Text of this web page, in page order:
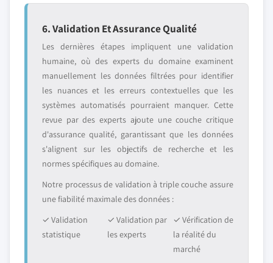
6. Validation Et Assurance Qualité
Les dernières étapes impliquent une validation
humaine, où des experts du domaine examinent
manuellement les données filtrées pour identifier
les nuances et les erreurs contextuelles que les
systèmes automatisés pourraient manquer. Cette
revue par des experts ajoute une couche critique
d'assurance qualité, garantissant que les données
s'alignent sur les objectifs de recherche et les
normes spécifiques au domaine.
Notre processus de validation à triple couche assure
une fiabilité maximale des données :
✓ Validation
statistique
✓ Validation par
les experts
✓ Vérification de
la réalité du
marché